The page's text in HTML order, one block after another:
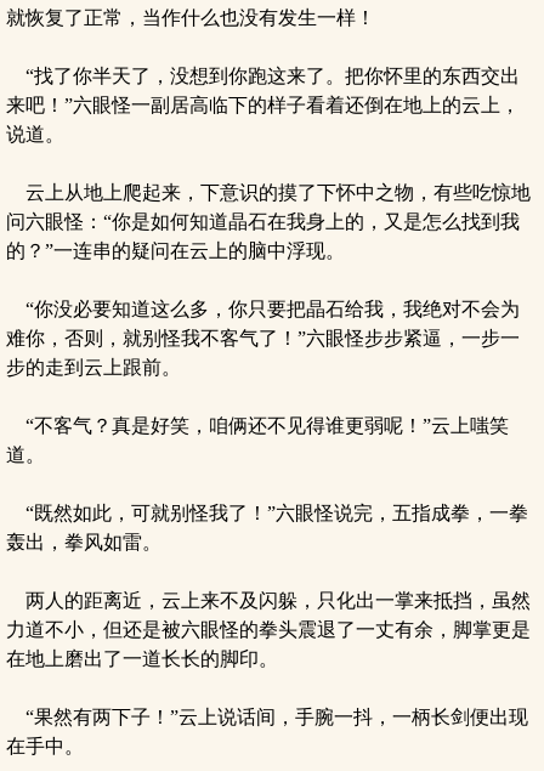
就恢复了正常，当作什么也没有发生一样！
“找了你半天了，没想到你跑这来了。把你怀里的东西交出
来吧！”六眼怪一副居高临下的样子看着还倒在地上的云上，
说道。
云上从地上爬起来，下意识的摸了下怀中之物，有些吃惊地
问六眼怪：“你是如何知道晶石在我身上的，又是怎么找到我
的？”一连串的疑问在云上的脑中浮现。
“你没必要知道这么多，你只要把晶石给我，我绝对不会为
难你，否则，就别怪我不客气了！”六眼怪步步紧逼，一步一
步的走到云上跟前。
“不客气？真是好笑，咱俩还不见得谁更弱呢！”云上嗤笑
道。
“既然如此，可就别怪我了！”六眼怪说完，五指成拳，一拳
轰出，拳风如雷。
两人的距离近，云上来不及闪躲，只化出一掌来抵挡，虽然
力道不小，但还是被六眼怪的拳头震退了一丈有余，脚掌更是
在地上磨出了一道长长的脚印。
“果然有两下子！”云上说话间，手腕一抖，一柄长剑便出现
在手中。